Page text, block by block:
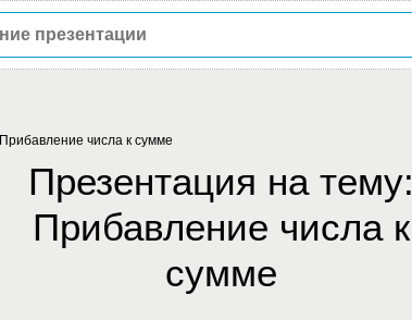
Прибавление числа к сумме
Презентация на тему:
Прибавление числа к
сумме